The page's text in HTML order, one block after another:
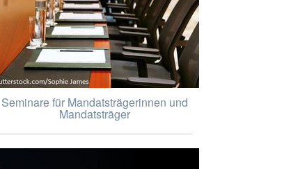
Seminare für Mandatsträgerinnen und
Mandatsträger